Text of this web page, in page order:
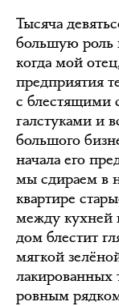
Тысяча
большую роль
когда мой
предприятия
с блестящими
галстуками и
большого
начала его
мы сдираем в
квартире
между кухней
дом блестит
мягкой
лакированных
ровным